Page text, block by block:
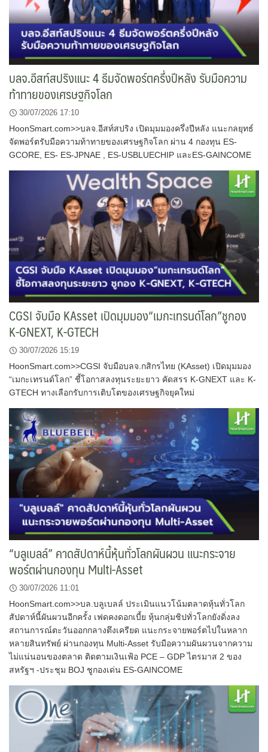
บลจ.อีสท์สปริงแนะ 4 ธีมจัดพอร์ตครึ่งปีหลัง รับมือความ
ท้าทายของเศรษฐกิจโลก
30/07/2026 17:10
HoonSmart.com>>บลจ.อีสท์สปริง เปิดมุมมองครึ่งปีหลัง แนะกลยุทธ์
จัดพอร์ตรับมือความท้าทายของเศรษฐกิจโลก ผ่าน 4 กองทุน ES-
GCORE, ES- ES-JPNAE , ES-USBLUECHIP และES-GAINCOME
CGSI จับมือ KAsset เปิดมุมมอง“เมกะเทรนด์โลก”ชูกอง
K-GNEXT, K-GTECH
30/07/2026 15:19
HoonSmart.com>>CGSI จับมือบลจ.กสิกรไทย (KAsset) เปิดมุมมอง
“เมกะเทรนด์โลก” ชี้โอกาสลงทุนระยะยาว คัดสรร K-GNEXT และ K-
GTECH ทางเลือกรับการเติบโตของเศรษฐกิจยุคใหม่
“บลูเบลล์” คาดสัปดาห์นี้หุ้นทั่วโลกผันผวน แนะกระจาย
พอร์ตผ่านกองทุน Multi-Asset
30/07/2026 11:01
HoonSmart.com>>บล.บลูเบลล์ ประเมินแนวโน้มตลาดหุ้นทั่วโลก
สัปดาห์นี้ผันผวนอีกครั้ง เฟดคงดอกเบี้ย หุ้นกลุ่มชิปทั่วโลกยังดิ่งลง
สถานการณ์ตะวันออกกลางตึงเครียด แนะกระจายพอร์ตไปในหลาก
หลายสินทรัพย์ ผ่านกองทุน Multi-Asset รับมือความผันผวนจากความ
ไม่แน่นอนของตลาด ติดตามเงินเฟ้อ PCE – GDP ไตรมาส 2 ของ
สหรัฐฯ -ประชุม BOJ ชูกองเด่น ES-GAINCOME